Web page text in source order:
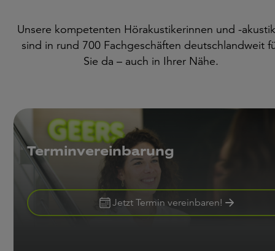
Unsere kompetenten Hörakustikerinnen und -
sind in rund 700 Fachgeschäften deutschlandweit
Sie da – auch in Ihrer Nähe.
Terminvereinbarung
Jetzt Termin vereinbaren!